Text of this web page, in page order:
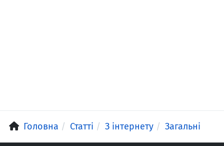
Головна Статті З інтернету Загальні